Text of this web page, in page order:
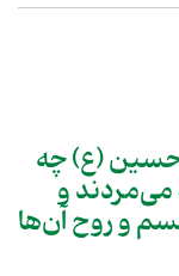
حسین (ع) چه
می‌مردند و
و روح آن‌ها